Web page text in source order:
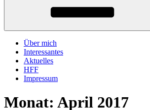
Über mich
Interessantes
Aktuelles
HFF
Impressum
Monat: April 2017